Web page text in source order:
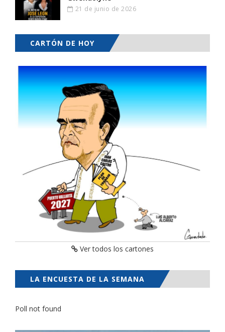
21 de junio de 2026
CARTÓN DE HOY
Ver todos los cartones
LA ENCUESTA DE LA SEMANA
Poll not found